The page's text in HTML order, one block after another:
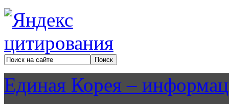
Единая Корея –